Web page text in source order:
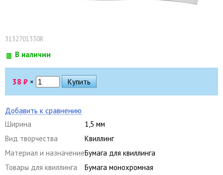
3132701330R
В наличии
38 ₽ ×
Добавить к сравнению
Ширина
1,5 мм
Вид творчества
Квиллинг
Материал и назначениеБумага для квиллинга
Товары для квиллинга
Бумага монохромная